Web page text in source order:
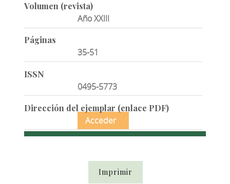
Volumen (revista)
Año XXIII
Páginas
35-51
ISSN
0495-5773
Dirección del ejemplar (enlace PDF)
Acceder
Imprimir